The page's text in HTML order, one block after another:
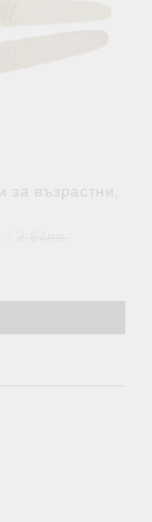
за възрастни,